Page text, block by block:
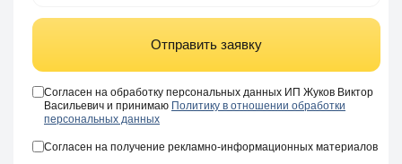
Отправить заявку
Согласен на обработку персональных данных ИП Жуков Виктор
Васильевич и принимаю Политику в отношении обработки
персональных данных
Согласен на получение рекламно-информационных материалов